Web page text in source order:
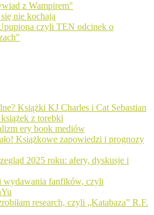
z Wampirem"
nie kochają
czyli TEN odcinek o
Książki KJ Charles i Cat Sebastian
z torebki
ery book mediów
Książkowe zapowiedzi i prognozy
2025 roku: afery, dyskusje i
wydawania fanfików, czyli
research, czyli „Katabaza” R.F.